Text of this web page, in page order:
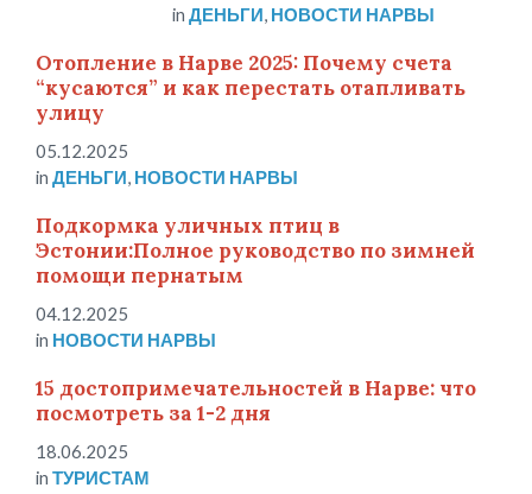
in ДЕНЬГИ НОВОСТИ НАРВЫ
Отопление в Нарве 2025: Почему счета
“кусаются” и как перестать отапливать
улицу
05.12.2025
in ДЕНЬГИ НОВОСТИ НАРВЫ
Подкормка уличных птиц в
Эстонии:Полное руководство по зимней
помощи пернатым
04.12.2025
in НОВОСТИ НАРВЫ
15 достопримечательностей в Нарве: что
посмотреть за 1-2 дня
18.06.2025
in ТУРИСТАМ